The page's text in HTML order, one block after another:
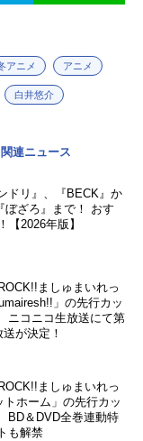
アニメ アニメ
白井悠介
連ニュース
ドリ』、『BECK』か
ぼざろ』まで！ おす
【2026年版】
ましゅまいれっ
」の先行カッ
ニコニコ生放送にて第
が決定！
ましゅまいれっ
ホーム」の先行カッ
BD＆DVD全巻連動特
も解禁